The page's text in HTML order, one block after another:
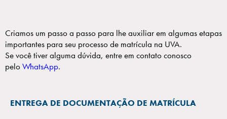
Criamos um passo a passo para lhe auxiliar em algumas etapas
importantes para seu processo de matrícula na UVA.
Se você tiver alguma dúvida, entre em contato conosco
peloWhatsApp.
ENTREGA DE DOCUMENTAÇÃO DE MATRÍCULA